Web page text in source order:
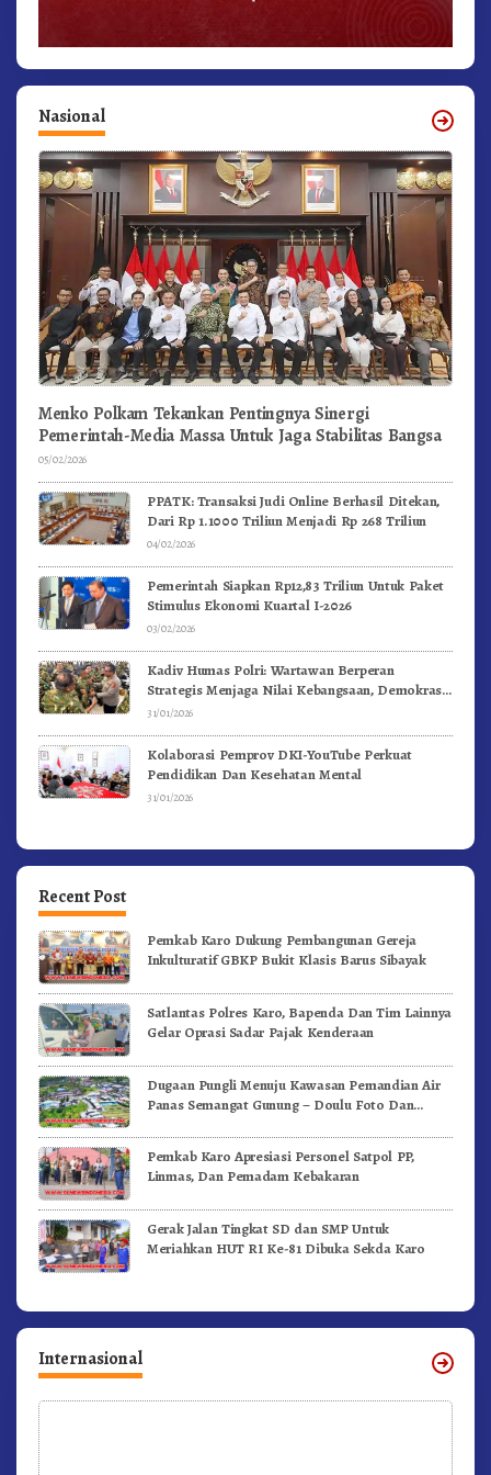
Nasional
Menko Polkam Tekankan Pentingnya Sinergi
Pemerintah-Media Massa Untuk Jaga Stabilitas Bangsa
05/02/2026
PPATK: Transaksi Judi Online Berhasil Ditekan,
Dari Rp 1.1000 Triliun Menjadi Rp 268 Triliun
04/02/2026
Pemerintah Siapkan Rp12,83 Triliun Untuk Paket
Stimulus Ekonomi Kuartal I-2026
03/02/2026
Kadiv Humas Polri: Wartawan Berperan
Strategis Menjaga Nilai Kebangsaan, Demokrasi,
dan NKRI
31/01/2026
Kolaborasi Pemprov DKI-YouTube Perkuat
Pendidikan Dan Kesehatan Mental
31/01/2026
Recent Post
Pemkab Karo Dukung Pembangunan Gereja
Inkulturatif GBKP Bukit Klasis Barus Sibayak
Satlantas Polres Karo, Bapenda Dan Tim Lainnya
Gelar Oprasi Sadar Pajak Kenderaan
Dugaan Pungli Menuju Kawasan Pemandian Air
Panas Semangat Gunung – Doulu Foto Dan
Pemkab Karo Apresiasi Personel Satpol PP,
Linmas, Dan Pemadam Kebakaran
Gerak Jalan Tingkat SD dan SMP Untuk
Meriahkan HUT RI Ke-81 Dibuka Sekda Karo
Internasional